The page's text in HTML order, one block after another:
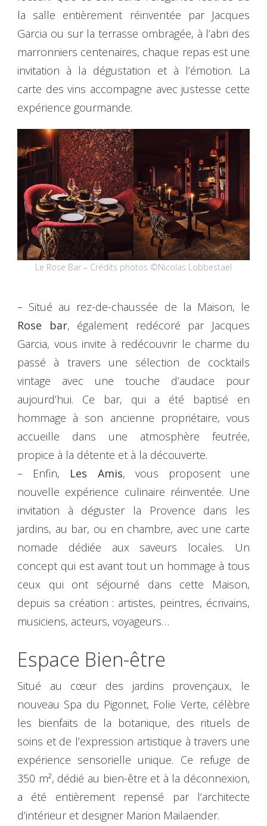
la salle entièrement réinventée par Jacques
Garcia ou sur la terrasse ombragée, à l’abri des
marronniers centenaires, chaque repas est une
invitation à la dégustation et à l’émotion. La
carte des vins accompagne avec justesse cette
expérience gourmande.
Le Rose Bar – Crédits photos ©Nicolas Lobbestael
– Situé au rez-de-chaussée de la Maison, le
Rose bar, également redécoré par Jacques
Garcia, vous invite à redécouvrir le charme du
passé à travers une sélection de cocktails
vintage avec une touche d’audace pour
aujourd’hui. Ce bar, qui a été baptisé en
hommage à son ancienne propriétaire, vous
accueille dans une atmosphère feutrée,
propice à la détente et à la découverte.
– Enfin, Les Amis, vous proposent une
nouvelle expérience culinaire réinventée. Une
invitation à déguster la Provence dans les
jardins, au bar, ou en chambre, avec une carte
nomade dédiée aux saveurs locales. Un
concept qui est avant tout un hommage à tous
ceux qui ont séjourné dans cette Maison,
depuis sa création : artistes, peintres, écrivains,
musiciens, acteurs, voyageurs…
Espace Bien-être
Situé au cœur des jardins provençaux, le
nouveau Spa du Pigonnet, Folie Verte, célèbre
les bienfaits de la botanique, des rituels de
soins et de l’expression artistique à travers une
expérience sensorielle unique. Ce refuge de
350 m², dédié au bien-être et à la déconnexion,
a été entièrement repensé par l’architecte
d’intérieur et designer Marion Mailaender.